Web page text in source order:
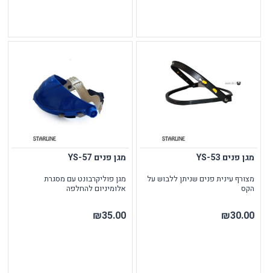
מגן פנים YS-53
מצורף עינית פנים שניתן ללבוש על
הקס
₪30.00
מגן פנים YS-57
מגן פוליקרבונט עם מסגרת
אלומיניום להחלפה
₪35.00